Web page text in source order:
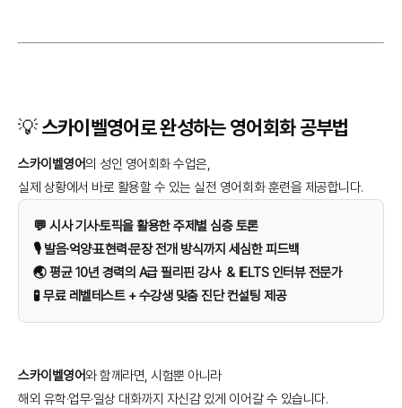
💡 스카이벨영어로 완성하는 영어회화 공부법
스카이벨영어의 성인 영어회화 수업은,
실제 상황에서 바로 활용할 수 있는 실전 영어회화 훈련을 제공합니다.
💬 시사 기사·토픽을 활용한 주제별 심층 토론
🎙️ 발음·억양·표현력·문장 전개 방식까지 세심한 피드백
🌏 평균 10년 경력의 A급 필리핀 강사 & IELTS 인터뷰 전문가
🧪 무료 레벨테스트 + 수강생 맞춤 진단 컨설팅 제공
스카이벨영어와 함께라면, 시험뿐 아니라
해외 유학·업무·일상 대화까지 자신감 있게 이어갈 수 있습니다.